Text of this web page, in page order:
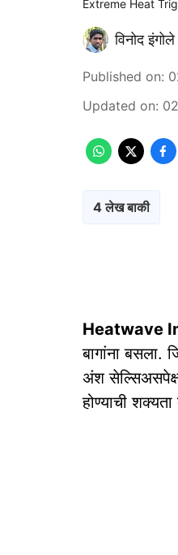
Extreme Heat
विनोद
Published on:
Updated on:
4 लेख बाकी
Heatwave
बागांना बसला.
अंश
होण्याची